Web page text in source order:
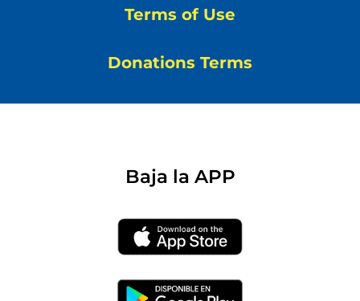
Terms of Use
Donations Terms
Baja la APP